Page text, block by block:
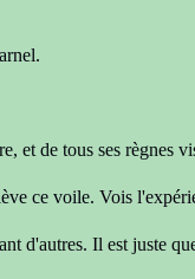
et de tous ses règnes
ce voile. Vois
d'autres. Il est juste